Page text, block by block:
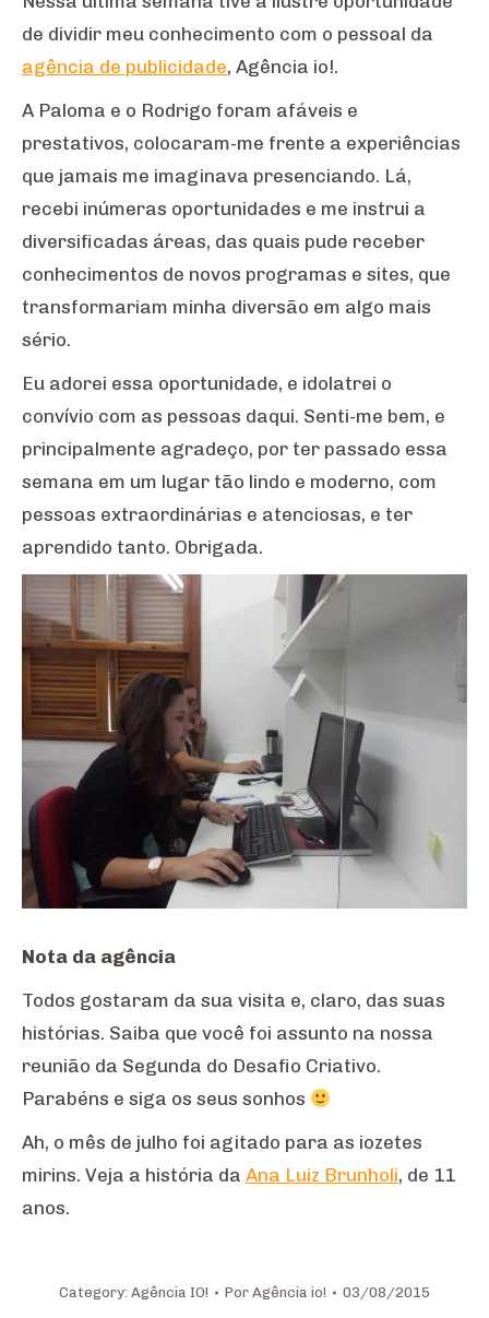
de dividir meu conhecimento com o pessoal da
agência de publicidade, Agência io!.
A Paloma e o Rodrigo foram afáveis e
prestativos, colocaram-me frente a experiências
que jamais me imaginava presenciando. Lá,
recebi inúmeras oportunidades e me instrui a
diversificadas áreas, das quais pude receber
conhecimentos de novos programas e sites, que
transformariam minha diversão em algo mais
sério.
Eu adorei essa oportunidade, e idolatrei o
convívio com as pessoas daqui. Senti-me bem, e
principalmente agradeço, por ter passado essa
semana em um lugar tão lindo e moderno, com
pessoas extraordinárias e atenciosas, e ter
aprendido tanto. Obrigada.
Nota da agência
Todos gostaram da sua visita e, claro, das suas
histórias. Saiba que você foi assunto na nossa
reunião da Segunda do Desafio Criativo.
Parabéns e siga os seus sonhos
Ah, o mês de julho foi agitado para as iozetes
mirins. Veja a história da Ana Luiz Brunholi, de 11
anos.
Category: Agência IO! Por Agência io! 03/08/2015